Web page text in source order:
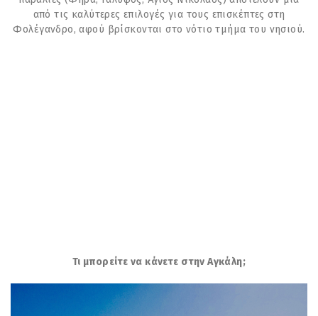
από τις καλύτερες επιλογές για τους επισκέπτες στη
Φολέγανδρο, αφού βρίσκονται στο νότιο τμήμα του νησιού.
Τι μπορείτε να κάνετε στην Αγκάλη;